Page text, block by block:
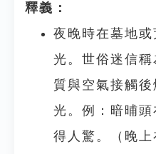
釋義：
夜晚時在墓地
光。世俗迷信
質與空氣接觸
光。例：暗晡
得人驚。（晚